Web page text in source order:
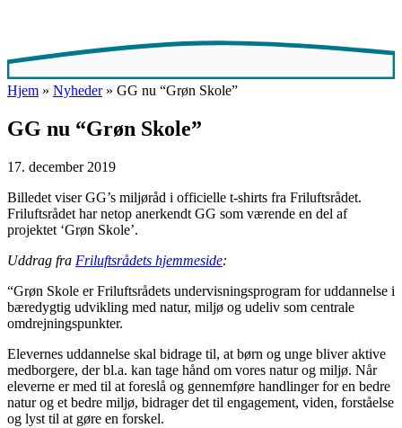
Hjem » Nyheder» GG nu “Grøn Skole”
GG nu “Grøn Skole”
17. december 2019
Billedet viser GG’s miljøråd i officielle t-shirts fra Friluftsrådet.
Friluftsrådet har netop anerkendt GG som værende en del af
projektet ‘Grøn Skole’.
Uddrag fra Friluftsrådets hjemmeside:
“Grøn Skole er Friluftsrådets undervisningsprogram for uddannelse i
bæredygtig udvikling med natur, miljø og udeliv som centrale
omdrejningspunkter.
Elevernes uddannelse skal bidrage til, at børn og unge bliver aktive
medborgere, der bl.a. kan tage hånd om vores natur og miljø. Når
eleverne er med til at foreslå og gennemføre handlinger for en bedre
natur og et bedre miljø, bidrager det til engagement, viden, forståelse
og lyst til at gøre en forskel.